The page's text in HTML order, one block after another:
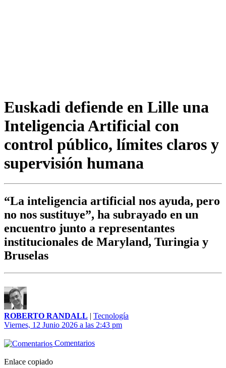
Euskadi defiende en Lille una
Inteligencia Artificial con
control público, límites claros y
supervisión humana
“La inteligencia artificial nos ayuda, pero
no nos sustituye”, ha subrayado en un
encuentro junto a representantes
institucionales de Maryland, Turingia y
Bruselas
ROBERTO RANDALL | Tecnología
Viernes, 12 Junio 2026 a las 2:43 pm
Comentarios
Enlace copiado